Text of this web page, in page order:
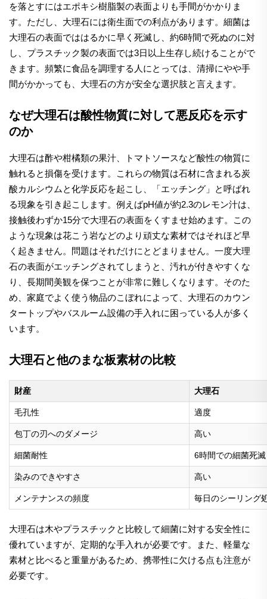
を落とすにはエポキシ樹脂製の表面よりも手間がかかりま
す。ただし、大理石には衛生面での利点があります。細菌は
大理石の表面でははるかに早く死滅し、約6時間で死ぬのに対
し、プラスチック製の表面では3日以上生存し続けることがで
きます。頻繁に食品を調理する人にとっては、清掃にやや手
間がかかっても、大理石の方が安全な選択肢と言えます。
なぜ大理石は酸性物質に対して悪反応を示す
のか
大理石は酢や柑橘類の果汁、トマトソースなど酸性の物質に
触れると損傷を受けます。これらの物質は石材に含まれる炭
酸カルシウムと化学反応を起こし、「エッチング」と呼ばれ
る現象を引き起こします。例えばpH値が約2.3のレモン汁は、
接触後わずか15分で大理石の表面をくすませ始めます。この
ような現象は花こう岩などのより頑丈な素材ではそれほど早
く起きません。問題はそれだけにとどまりません。一度大理
石の表面がエッチングされてしまうと、汚れが付きやすくな
り、長期間美観を保つことが非常に難しくなります。そのた
め、家庭でよく使う物品のこぼれによって、大理石のカウン
タートップやバスルーム設備の手入れに困っている人が多く
います。
大理石と他のまな板素材の比較
財産 大理石
毛孔性 適度
包丁の刃へのダメージ 高い
細菌耐性 6時間での細菌死滅
染みのできやすさ 高い
メンテナンスの頻度 毎日のシーリング
大理石は木やプラスチックと比較して細菌に対する安全性に
優れていますが、定期的な手入れが必要です。また、軽量な
素材と比べると重量があるため、携帯性に欠ける点も注意が
必要です。